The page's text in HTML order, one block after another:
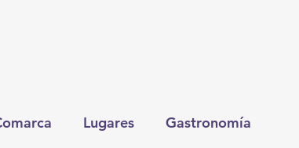
Lugares Gastronomía